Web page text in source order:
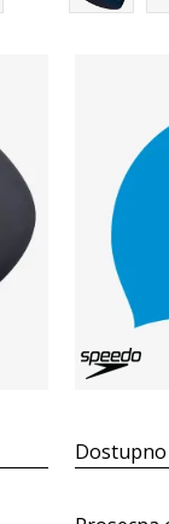
Dostupno